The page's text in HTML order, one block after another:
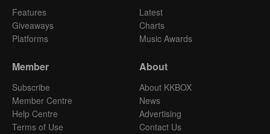
Features
Giveaways
Platforms
Latest
Charts
Music Awards
Member
Subscribe
Member Centre
Help Centre
Terms of Use
About
About KKBOX
News
Advertising
Contact Us